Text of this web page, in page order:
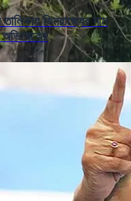
ভিনরাজ্যের নাম